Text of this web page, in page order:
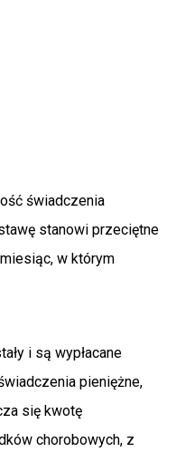
świadczenia
stanowi przeciętne
w którym
i są wypłacane
pieniężne,
się kwotę
chorobowych, z